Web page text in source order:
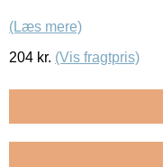
(Læs mere)
204 kr. (Vis fragtpris)